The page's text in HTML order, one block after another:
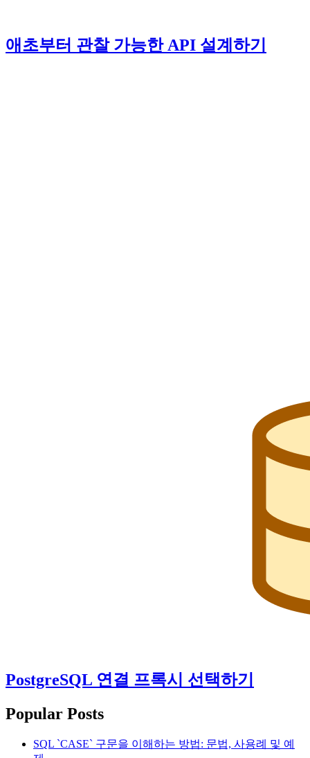
애초부터 관찰 가능한 API 설계하기
PostgreSQL 연결 프록시 선택하기
Popular Posts
SQL `CASE` 구문을 이해하는 방법: 문법, 사용례 및 예